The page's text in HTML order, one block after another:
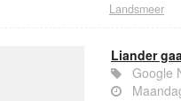
Landsmeer
Liander
Google